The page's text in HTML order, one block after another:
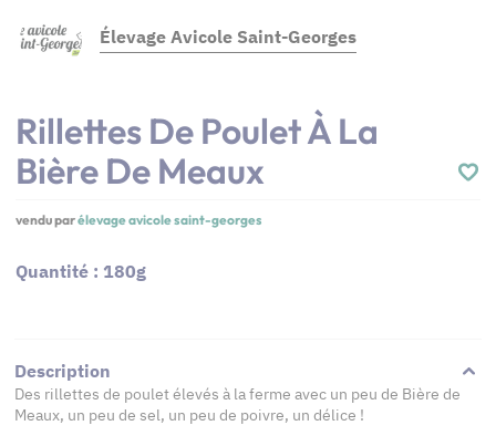
Élevage Avicole Saint-Georges
Rillettes De Poulet À La
Bière De Meaux
vendu parélevage avicole saint-georges
Quantité : 180g
Description
Des rillettes de poulet élevés à la ferme avec un peu de Bière de
Meaux, un peu de sel, un peu de poivre, un délice !